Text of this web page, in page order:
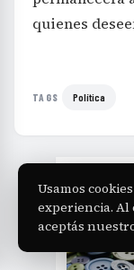
quienes
TAGS Política
Usamos
experiencia.
aceptás